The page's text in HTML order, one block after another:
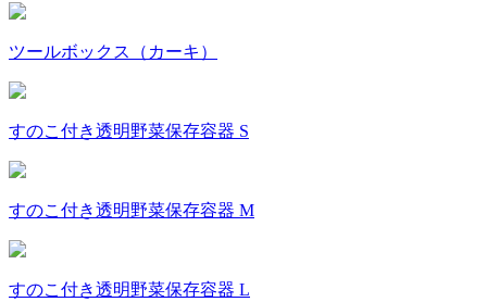
ツールボックス（カーキ）
すのこ付き透明野菜保存容器 S
すのこ付き透明野菜保存容器 M
すのこ付き透明野菜保存容器 L